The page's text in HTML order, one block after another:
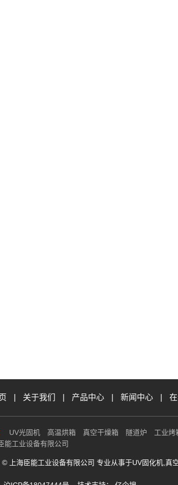
关于我们 产品中心 新闻中心
UV光固机 高温烘箱 真空干燥箱 隧道炉 工业烤
能工业设备有限公司
上海臣能工业设备有限公司 专业从事于UV固化机 真